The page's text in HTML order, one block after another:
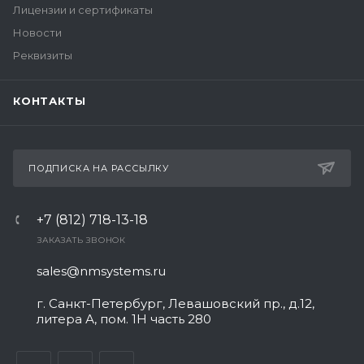
Лицензии и сертификаты
Новости
Реквизиты
КОНТАКТЫ
ПОДПИСКА НА РАССЫЛКУ
+7 (812) 718-13-18
ЗАКАЗАТЬ ЗВОНОК
sales@nmsystems.ru
г. Санкт-Петербург, Левашовский пр., д.12,
литера А, пом. 1Н часть 280